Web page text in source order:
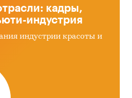
кадры,
индустрия
индустрии красоты и